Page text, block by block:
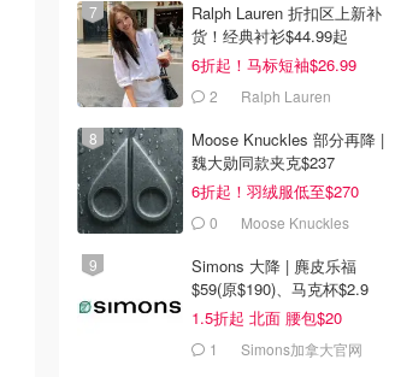
Ralph Lauren 折扣区上新补
货！经典衬衫$44.99起
6折起！马标短袖$26.99
2 Ralph Lauren
Moose Knuckles 部分再降 |
魏大勋同款夹克$237
6折起！羽绒服低至$270
0 Moose Knuckles
Simons 大降 | 麂皮乐福
$59(原$190)、马克杯$2.9
1.5折起 北面 腰包$20
1 Simons加拿大官网